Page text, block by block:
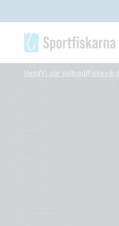
Hem/Vi gör skillnad /Fiskevård